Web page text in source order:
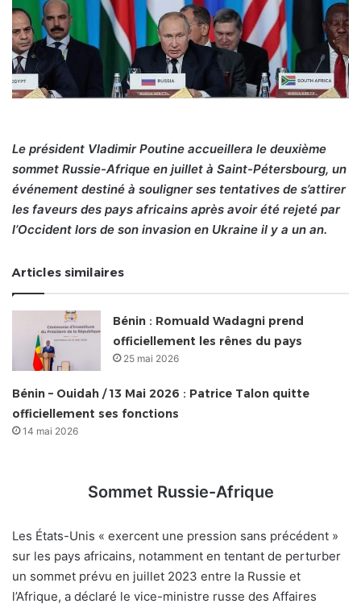
Le président Vladimir Poutine accueillera le deuxième
sommet Russie-Afrique en juillet à Saint-Pétersbourg, un
événement destiné à souligner ses tentatives de s’attirer
les faveurs des pays africains après avoir été rejeté par
l’Occident lors de son invasion en Ukraine il y a un an.
Articles similaires
Bénin : Romuald Wadagni prend
officiellement les rênes du pays
25 mai 2026
Bénin – Ouidah / 13 Mai 2026 : Patrice Talon quitte
officiellement ses fonctions
14 mai 2026
Sommet Russie-Afrique
Les États-Unis « exercent une pression sans précédent »
sur les pays africains, notamment en tentant de perturber
un sommet prévu en juillet 2023 entre la Russie et
l’Afrique, a déclaré le vice-ministre russe des Affaires